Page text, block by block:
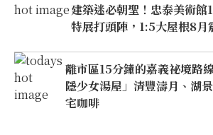
建築迷必朝聖！忠泰美術館
特展打頭陣，1:5大屋根8月
離市區15分鐘的嘉義祕境路
隱少女湯屋」清豐濤月、湖
宅咖啡